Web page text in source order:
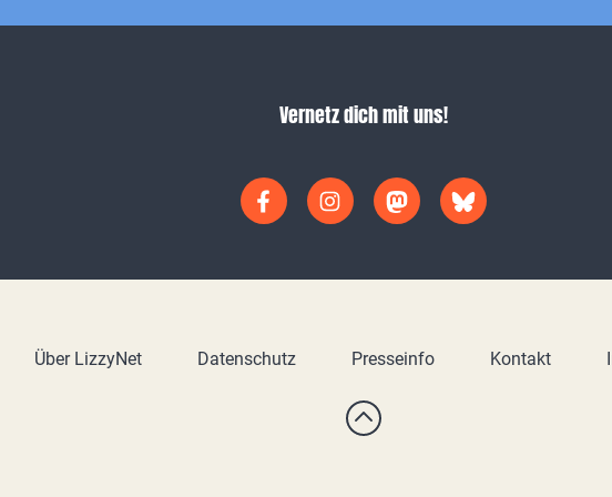
Vernetz dich mit uns!
Über LizzyNet Datenschutz Presseinfo Kontakt